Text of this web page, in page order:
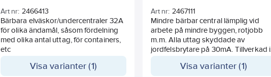
Art nr: 2466413
Bärbara elväskor/undercentraler 32A
för olika ändamål, såsom fördelning
med olika antal uttag, för containers,
etc
Visa varianter (1)
Art nr: 2467111
Mindre bärbar central lämplig vid
arbete på mindre byggen, rotjobb
m.m. Alla uttag skyddade av
jordfelsbrytare på 30mA. Tillverkad i
självstängande säkringslock av
Visa varianter (1)